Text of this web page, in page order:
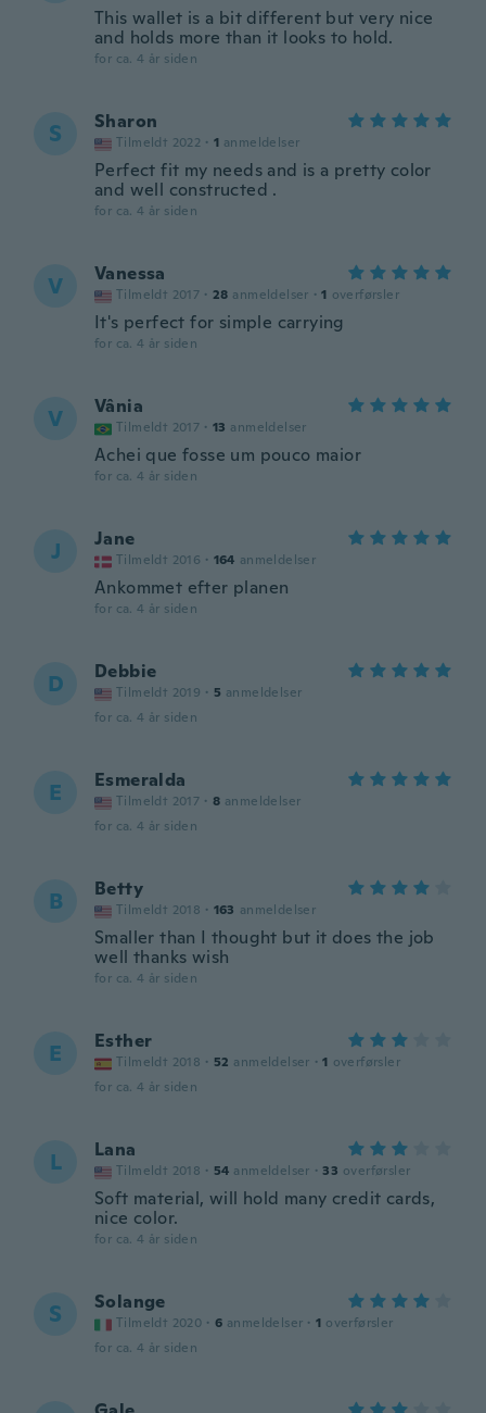
This wallet is a bit different but very nice
and holds more than it looks to hold.
for ca. 4 år siden
S Sharon
Tilmeldt 2022 · 1 anmeldelser
Perfect fit my needs and is a pretty color
and well constructed .
for ca. 4 år siden
V Vanessa
Tilmeldt 2017 · 28 anmeldelser · 1 overførsler
It's perfect for simple carrying
for ca. 4 år siden
V Vânia
Tilmeldt 2017 · 13 anmeldelser
Achei que fosse um pouco maior
for ca. 4 år siden
J Jane
Tilmeldt 2016 · 164 anmeldelser
Ankommet efter planen
for ca. 4 år siden
D Debbie
Tilmeldt 2019 · 5 anmeldelser
for ca. 4 år siden
E Esmeralda
Tilmeldt 2017 · 8 anmeldelser
for ca. 4 år siden
B Betty
Tilmeldt 2018 · 163 anmeldelser
Smaller than I thought but it does the job
well thanks wish
for ca. 4 år siden
E Esther
Tilmeldt 2018 · 52 anmeldelser · 1 overførsler
for ca. 4 år siden
L Lana
Tilmeldt 2018 · 54 anmeldelser · 33 overførsler
Soft material, will hold many credit cards,
nice color.
for ca. 4 år siden
S Solange
Tilmeldt 2020 · 6 anmeldelser · 1 overførsler
for ca. 4 år siden